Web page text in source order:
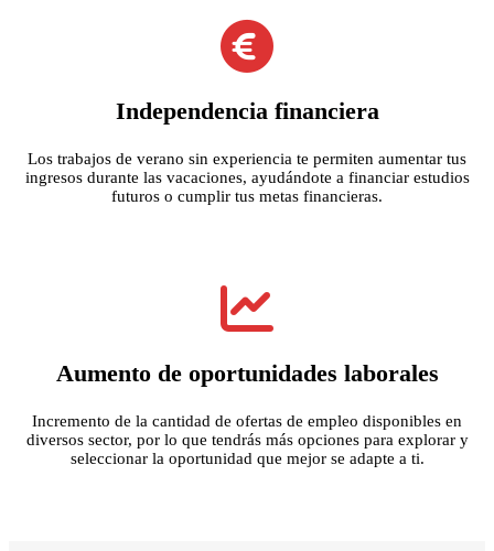
Independencia financiera
Los trabajos de verano sin experiencia te permiten aumentar tus
ingresos durante las vacaciones, ayudándote a financiar estudios
futuros o cumplir tus metas financieras.
Aumento de oportunidades laborales
Incremento de la cantidad de ofertas de empleo disponibles en
diversos sector, por lo que tendrás más opciones para explorar y
seleccionar la oportunidad que mejor se adapte a ti.